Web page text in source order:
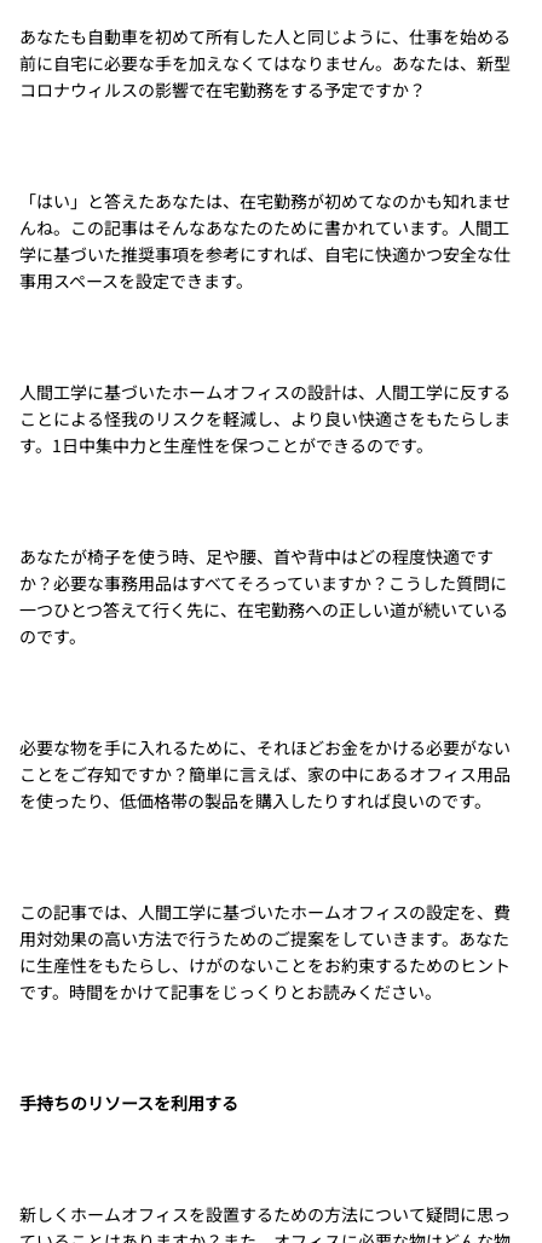
あなたも自動車を初めて所有した人と同じように、仕事を始める
前に自宅に必要な手を加えなくてはなりません。あなたは、新型
コロナウィルスの影響で在宅勤務をする予定ですか？
「はい」と答えたあなたは、在宅勤務が初めてなのかも知れませ
んね。この記事はそんなあなたのために書かれています。人間工
学に基づいた推奨事項を参考にすれば、自宅に快適かつ安全な仕
事用スペースを設定できます。
人間工学に基づいたホームオフィスの設計は、人間工学に反する
ことによる怪我のリスクを軽減し、より良い快適さをもたらしま
す。1日中集中力と生産性を保つことができるのです。
あなたが椅子を使う時、足や腰、首や背中はどの程度快適です
か？必要な事務用品はすべてそろっていますか？こうした質問に
一つひとつ答えて行く先に、在宅勤務への正しい道が続いている
のです。
必要な物を手に入れるために、それほどお金をかける必要がない
ことをご存知ですか？簡単に言えば、家の中にあるオフィス用品
を使ったり、低価格帯の製品を購入したりすれば良いのです。
この記事では、人間工学に基づいたホームオフィスの設定を、費
用対効果の高い方法で行うためのご提案をしていきます。あなた
に生産性をもたらし、けがのないことをお約束するためのヒント
です。時間をかけて記事をじっくりとお読みください。
手持ちのリソースを利用する
新しくホームオフィスを設置するための方法について疑問に思っ